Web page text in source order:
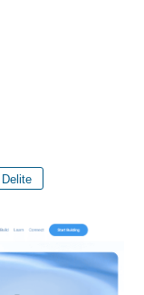
Delite